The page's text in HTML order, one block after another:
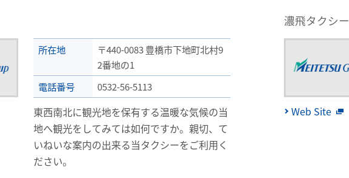
所在地
〒440-0083 豊橋市下地町北村9
2番地の1
電話番号
0532-56-5113
東西南北に観光地を保有する温暖な気候の当
地へ観光をしてみては如何ですか。親切、て
いねいな案内の出来る当タクシーをご利用く
ださい。
濃飛タクシー
Web Site